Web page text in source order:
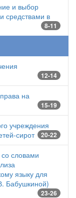
и выбор
средствами в
8-11
12-14
на
15-19
учреждения
сирот
20-22
словами
языку для
Бабушкиной)
23-26